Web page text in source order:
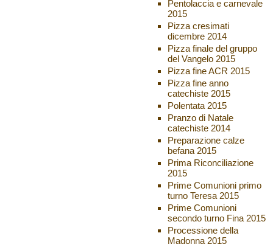
Pentolaccia e carnevale
2015
Pizza cresimati
dicembre 2014
Pizza finale del gruppo
del Vangelo 2015
Pizza fine ACR 2015
Pizza fine anno
catechiste 2015
Polentata 2015
Pranzo di Natale
catechiste 2014
Preparazione calze
befana 2015
Prima Riconciliazione
2015
Prime Comunioni primo
turno Teresa 2015
Prime Comunioni
secondo turno Fina 2015
Processione della
Madonna 2015